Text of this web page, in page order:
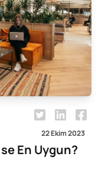
22 Ekim 2023
En Uygun?